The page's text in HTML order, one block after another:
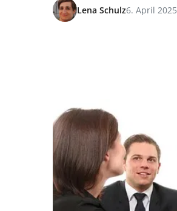
Lena Schulz6. April 2025